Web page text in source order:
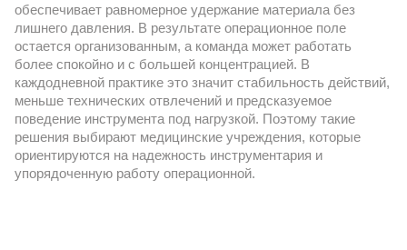
обеспечивает равномерное удержание материала без
лишнего давления. В результате операционное поле
остается организованным, а команда может работать
более спокойно и с большей концентрацией. В
каждодневной практике это значит стабильность действий,
меньше технических отвлечений и предсказуемое
поведение инструмента под нагрузкой. Поэтому такие
решения выбирают медицинские учреждения, которые
ориентируются на надежность инструментария и
упорядоченную работу операционной.